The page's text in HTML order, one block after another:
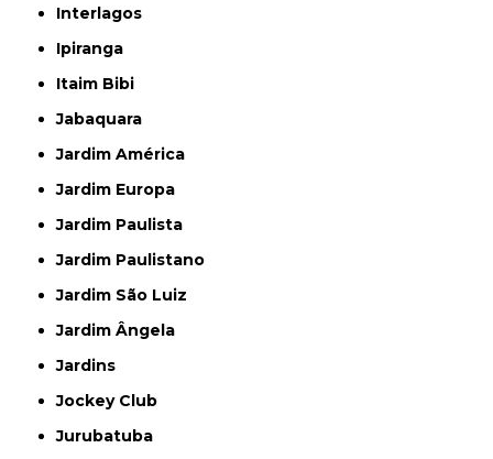
Interlagos
Ipiranga
Itaim Bibi
Jabaquara
Jardim América
Jardim Europa
Jardim Paulista
Jardim Paulistano
Jardim São Luiz
Jardim Ângela
Jardins
Jockey Club
Jurubatuba